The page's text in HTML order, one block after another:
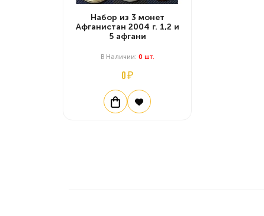
Набор из 3 монет
Афганистан 2004 г. 1,2 и
5 афгани
В Наличии: 0 Шт.
0 ₽